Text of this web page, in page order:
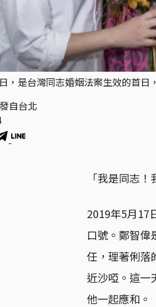
，是台灣同志婚姻法案生效的首
自台北
「我是同志！
2019年5月17
口號。鄭智偉
任，理著俐落
近沙啞。這一
他一起應和。